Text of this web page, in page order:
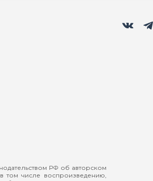
РФ об авторском
числе воспроизведению,